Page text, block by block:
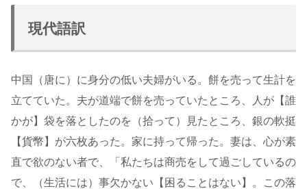
現代語訳
中国（唐に）に身分の低い夫婦がいる。餅を売って生計を
立てていた。夫が道端で餅を売っていたところ、人が【誰
かが】袋を落としたのを（拾って）見たところ、銀の軟挺
【貨幣】が六枚あった。家に持って帰った。妻は、心が素
直で欲のない者で、「私たちは商売をして過ごしているの
で、（生活には）事欠かない【困ることはない】。この落